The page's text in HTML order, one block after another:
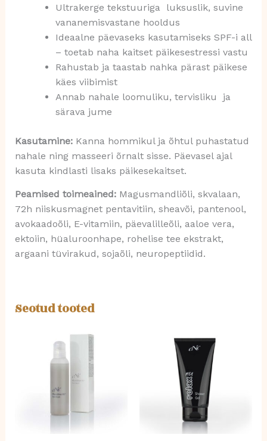
Ultrakerge tekstuuriga luksuslik, suvine
vananemisvastane hooldus
Ideaalne päevaseks kasutamiseks SPF-i all
– toetab naha kaitset päikesestressi vastu
Rahustab ja taastab nahka pärast päikese
käes viibimist
Annab nahale loomuliku, tervisliku ja
särava jume
Kasutamine: Kanna hommikul ja õhtul puhastatud
nahale ning masseeri õrnalt sisse. Päevasel ajal
kasuta kindlasti lisaks päikesekaitset.
Peamised toimeained: Magusmandliõli, skvalaan,
72h niiskusmagnet pentavitiin, sheavõi, pantenool,
avokaadoõli, E-vitamiin, päevalilleõli, aaloe vera,
ektoiin, hüaluroonhape, rohelise tee ekstrakt,
argaani tüvirakud, sojaõli, neuropeptiidid.
Seotud tooted